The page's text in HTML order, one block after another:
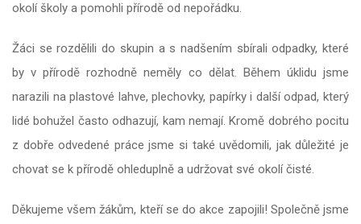
okolí školy a pomohli přírodě od nepořádku.
Žáci se rozdělili do skupin a s nadšením sbírali odpadky, které
by v přírodě rozhodně neměly co dělat. Během úklidu jsme
narazili na plastové lahve, plechovky, papírky i další odpad, který
lidé bohužel často odhazují, kam nemají. Kromě dobrého pocitu
z dobře odvedené práce jsme si také uvědomili, jak důležité je
chovat se k přírodě ohleduplně a udržovat své okolí čisté.
Děkujeme všem žákům, kteří se do akce zapojili! Společně jsme